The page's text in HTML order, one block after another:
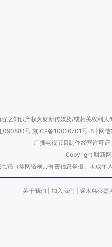
之知识产权为财新传媒及/或相关权利
090880号 京ICP备10026701号-8 网
广播电视节目制作经营许可
Copyright 财新
电话（涉网络暴力有害信息举报、未成
关于我们 加入我们 啄木鸟公益